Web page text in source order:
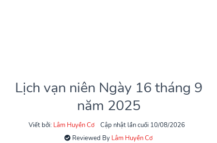
Lịch vạn niên Ngày 16 tháng 9
năm 2025
Viết bởi: Lâm Huyền Cơ
Cập nhật lần cuối 10/08/2026
Reviewed By Lâm Huyền Cơ